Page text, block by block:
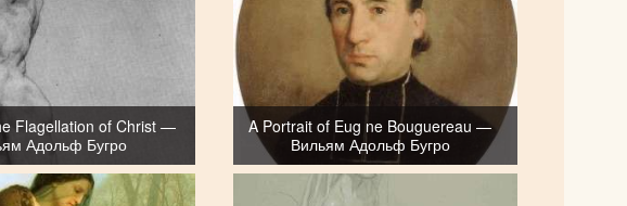
Flagellation of Christ —
Адольф Бугро
A Portrait of Eug ne Bouguereau —
Вильям Адольф Бугро